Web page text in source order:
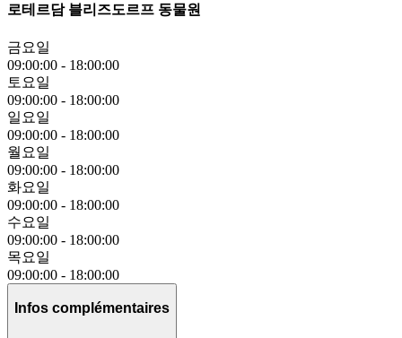
로테르담 블리즈도르프 동물원
금요일
09:00:00 - 18:00:00
토요일
09:00:00 - 18:00:00
일요일
09:00:00 - 18:00:00
월요일
09:00:00 - 18:00:00
화요일
09:00:00 - 18:00:00
수요일
09:00:00 - 18:00:00
목요일
09:00:00 - 18:00:00
Infos complémentaires